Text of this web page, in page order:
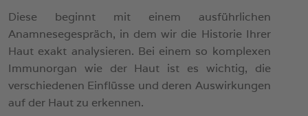
Diese beginnt mit einem ausführlichen
Anamnesegespräch, in dem wir die Historie Ihrer
Haut exakt analysieren. Bei einem so komplexen
Immunorgan wie der Haut ist es wichtig, die
verschiedenen Einflüsse und deren Auswirkungen
auf der Haut zu erkennen.